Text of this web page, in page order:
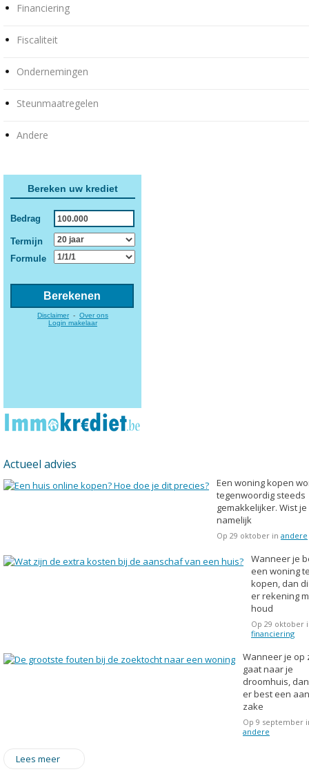
Financiering
Fiscaliteit
Ondernemingen
Steunmaatregelen
Andere
Actueel advies
Een woning kopen
tegenwoordig steeds
gemakkelijker. Wist je
namelijk
Op 29 oktober in andere
Wanneer je
een woning
kopen, dan
er rekening
houd
Op 29 oktober
financiering
Wanneer je op
gaat naar je
droomhuis,
er best een
zake
Op 9 september
andere
Lees meer